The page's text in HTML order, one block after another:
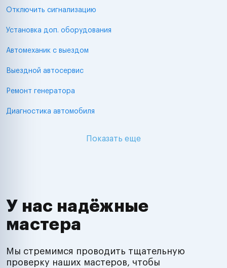
Отключить сигнализацию
Установка доп. оборудования
Автомеханик с выездом
Выездной автосервис
Ремонт генератора
Диагностика автомобиля
Показать еще
У нас надёжные
мастера
Мы стремимся проводить тщательную
проверку наших мастеров, чтобы